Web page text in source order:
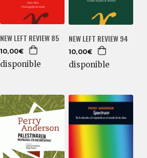
NEW LEFT REVIEW 85
10,00€
disponible
NEW LEFT REVIEW 94
10,00€
disponible